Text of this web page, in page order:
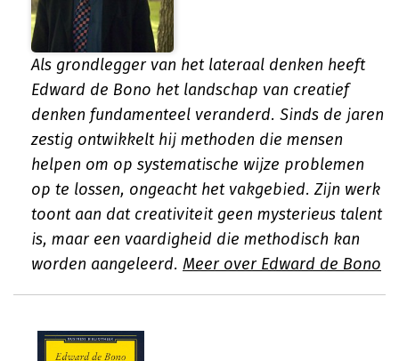
Als grondlegger van het lateraal denken heeft
Edward de Bono het landschap van creatief
denken fundamenteel veranderd. Sinds de jaren
zestig ontwikkelt hij methoden die mensen
helpen om op systematische wijze problemen
op te lossen, ongeacht het vakgebied. Zijn werk
toont aan dat creativiteit geen mysterieus talent
is, maar een vaardigheid die methodisch kan
worden aangeleerd. Meer over Edward de Bono